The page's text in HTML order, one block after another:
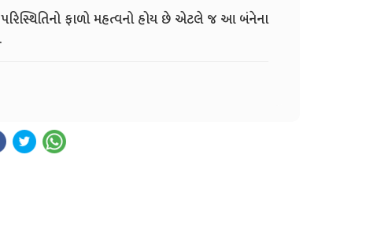
ફાળો મહત્વનો હોય છે એટલે જ આ બંનેના